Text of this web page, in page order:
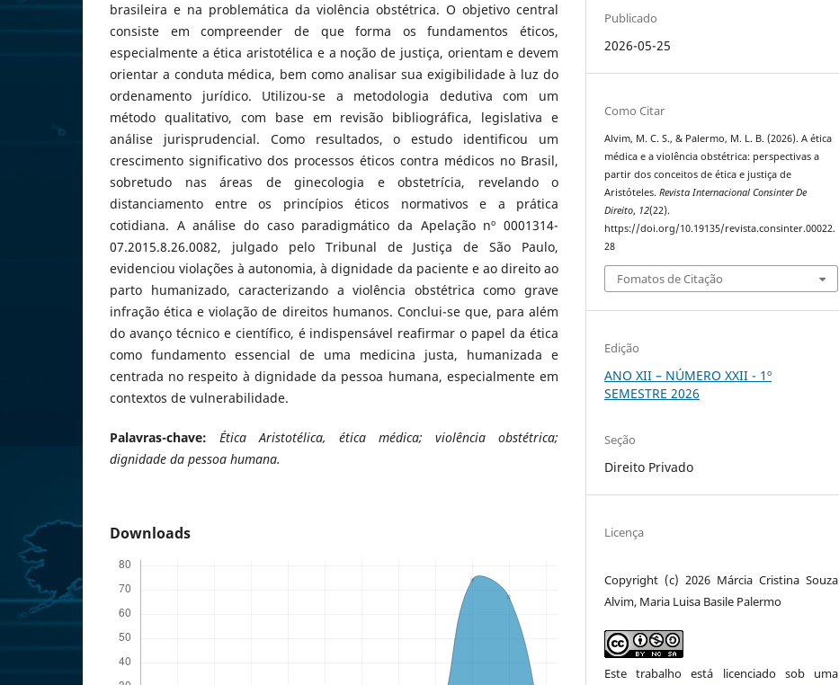
brasileira e na problemática da violência obstétrica. O objetivo central
consiste em compreender de que forma os fundamentos éticos,
especialmente a ética aristotélica e a noção de justiça, orientam e devem
orientar a conduta médica, bem como analisar sua exigibilidade à luz do
ordenamento jurídico. Utilizou-se a metodologia dedutiva com um
método qualitativo, com base em revisão bibliográfica, legislativa e
análise jurisprudencial. Como resultados, o estudo identificou um
crescimento significativo dos processos éticos contra médicos no Brasil,
sobretudo nas áreas de ginecologia e obstetrícia, revelando o
distanciamento entre os princípios éticos normativos e a prática
cotidiana. A análise do caso paradigmático da Apelação nº 0001314-
07.2015.8.26.0082, julgado pelo Tribunal de Justiça de São Paulo,
evidenciou violações à autonomia, à dignidade da paciente e ao direito ao
parto humanizado, caracterizando a violência obstétrica como grave
infração ética e violação de direitos humanos. Conclui-se que, para além
do avanço técnico e científico, é indispensável reafirmar o papel da ética
como fundamento essencial de uma medicina justa, humanizada e
centrada no respeito à dignidade da pessoa humana, especialmente em
contextos de vulnerabilidade.
Palavras-chave: Ética Aristotélica, ética médica; violência obstétrica;
dignidade da pessoa humana.
Downloads
Publicado
2026-05-25
Como Citar
Alvim, M. C. S., & Palermo, M. L. B. (2026). A ética
médica e a violência obstétrica: perspectivas a
partir dos conceitos de ética e justiça de
Aristóteles.Revista Internacional Consinter De
Direito, 12(22).
https://doi.org/10.19135/revista.consinter.00022.
28
Fomatos de Citação
Edição
ANO XII – NÚMERO XXII - 1º
SEMESTRE 2026
Seção
Direito Privado
Licença
Copyright (c) 2026 Márcia Cristina Souza
Alvim, Maria Luisa Basile Palermo
Este trabalho está licenciado sob uma